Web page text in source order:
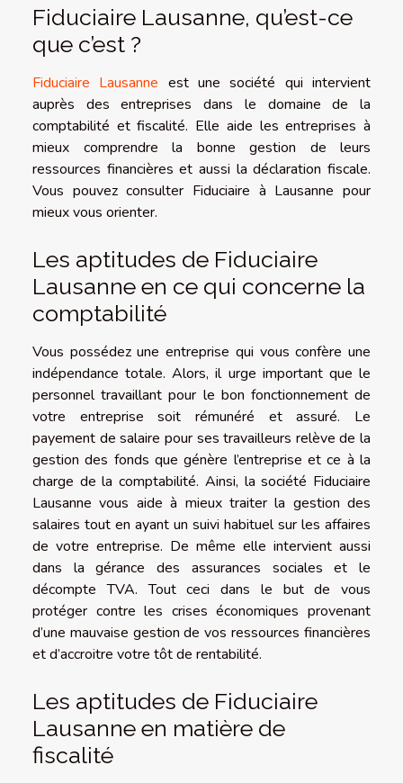
Fiduciaire Lausanne, qu’est-ce
que c’est ?
Fiduciaire Lausanne est une société qui intervient
auprès des entreprises dans le domaine de la
comptabilité et fiscalité. Elle aide les entreprises à
mieux comprendre la bonne gestion de leurs
ressources financières et aussi la déclaration fiscale.
Vous pouvez consulter Fiduciaire à Lausanne pour
mieux vous orienter.
Les aptitudes de Fiduciaire
Lausanne en ce qui concerne la
comptabilité
Vous possédez une entreprise qui vous confère une
indépendance totale. Alors, il urge important que le
personnel travaillant pour le bon fonctionnement de
votre entreprise soit rémunéré et assuré. Le
payement de salaire pour ses travailleurs relève de la
gestion des fonds que génère l’entreprise et ce à la
charge de la comptabilité. Ainsi, la société Fiduciaire
Lausanne vous aide à mieux traiter la gestion des
salaires tout en ayant un suivi habituel sur les affaires
de votre entreprise. De même elle intervient aussi
dans la gérance des assurances sociales et le
décompte TVA. Tout ceci dans le but de vous
protéger contre les crises économiques provenant
d’une mauvaise gestion de vos ressources financières
et d’accroitre votre tôt de rentabilité.
Les aptitudes de Fiduciaire
Lausanne en matière de
fiscalité